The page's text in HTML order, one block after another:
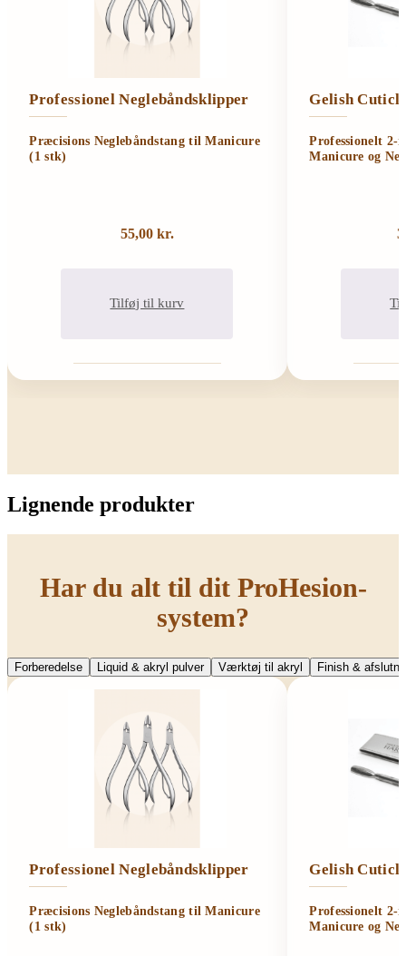
Professionel Neglebåndsklipper
Præcisions Neglebåndstang til Manicure
(1 stk)
55,00 kr.
Tilføj til kurv
Gelish
Professionelt
Manicure og
Lignende produkter
Har du alt til dit ProHesion-
system?
Forberedelse Liquid & akryl pulver Værktøj til akryl Finish &
Professionel Neglebåndsklipper
Præcisions Neglebåndstang til Manicure
(1 stk)
Gelish
Professionelt
Manicure og